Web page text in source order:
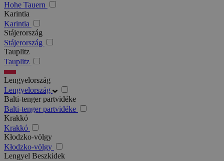
Hohe Tauern
Karintia
Karintia
Stájerország
Stájerország
Tauplitz
Tauplitz
Lengyelország
Lengyelország
Balti-tenger partvidéke
Balti-tenger partvidéke
Krakkó
Krakkó
Kłodzko-völgy
Kłodzko-völgy
Lengyel Beszkidek